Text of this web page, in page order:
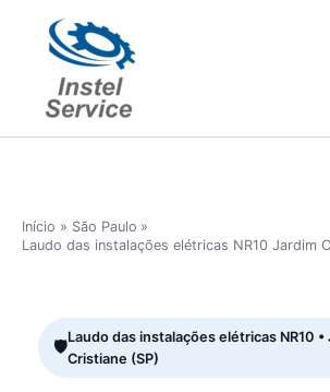
conteúdo
Início
São Paulo
Laudo das instalações elétricas NR10 Jardim
Laudo das instalações elétricas NR10 •
Cristiane (SP)